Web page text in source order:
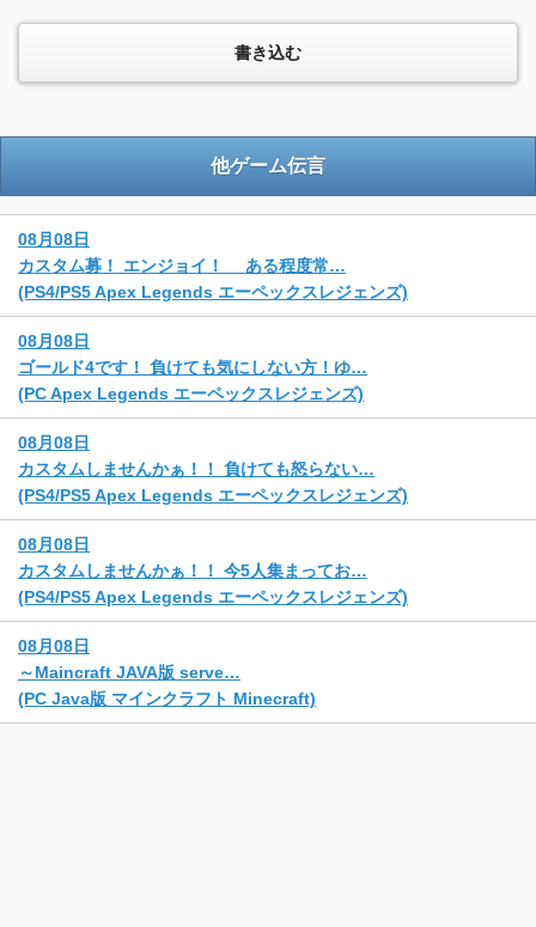
他ゲーム伝言
08月08日
カスタム募！ エンジョイ！ ある程度常…
(PS4/PS5 Apex Legends エーペックスレジェンズ)
08月08日
ゴールド4です！ 負けても気にしない方！ゆ…
(PC Apex Legends エーペックスレジェンズ)
08月08日
カスタムしませんかぁ！！ 負けても怒らない…
(PS4/PS5 Apex Legends エーペックスレジェンズ)
08月08日
カスタムしませんかぁ！！ 今5人集まってお…
(PS4/PS5 Apex Legends エーペックスレジェンズ)
08月08日
～Maincraft JAVA版 serve…
(PC Java版 マインクラフト Minecraft)